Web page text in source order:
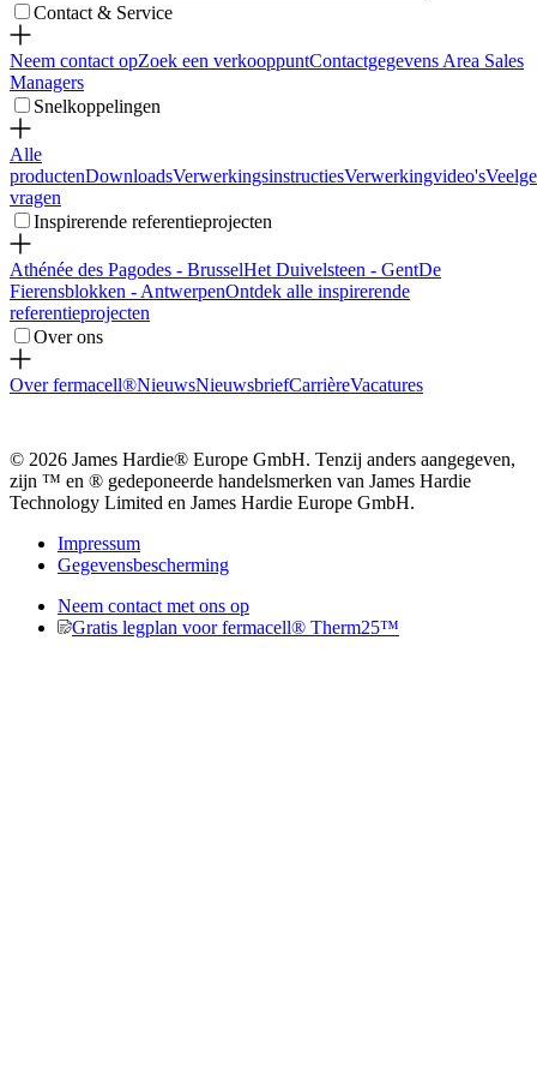
Contact & Service
Neem contact opZoek een verkooppuntContactgegevens Area Sales
Managers
Snelkoppelingen
Alle
productenDownloadsVerwerkingsinstructiesVerwerkingvideo's
vragen
Inspirerende referentieprojecten
Athénée des Pagodes - BrusselHet Duivelsteen - GentDe
Fierensblokken - AntwerpenOntdek alle inspirerende
referentieprojecten
Over ons
Over fermacell®NieuwsNieuwsbriefCarrièreVacatures
© 2026 James Hardie® Europe GmbH. Tenzij anders aangegeven,
zijn ™ en ® gedeponeerde handelsmerken van James Hardie
Technology Limited en James Hardie Europe GmbH.
Impressum
Gegevensbescherming
Neem contact met ons op
Gratis legplan voor fermacell® Therm25™